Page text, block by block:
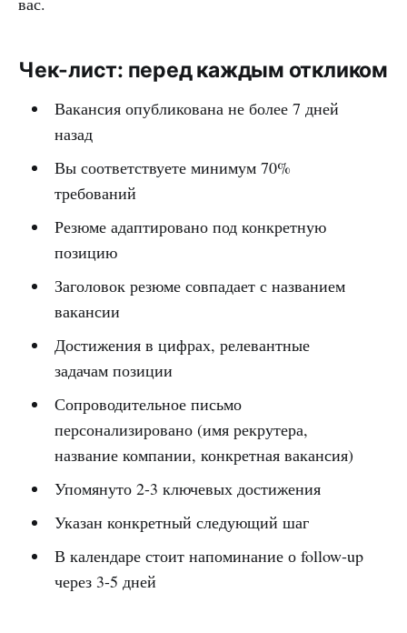
Чек-лист: перед каждым откликом
Вакансия опубликована не более 7 дней
назад
Вы соответствуете минимум 70%
требований
Резюме адаптировано под конкретную
позицию
Заголовок резюме совпадает с названием
вакансии
Достижения в цифрах, релевантные
задачам позиции
Сопроводительное письмо
персонализировано (имя рекрутера,
название компании, конкретная вакансия)
Упомянуто 2-3 ключевых достижения
Указан конкретный следующий шаг
В календаре стоит напоминание о follow-up
через 3-5 дней